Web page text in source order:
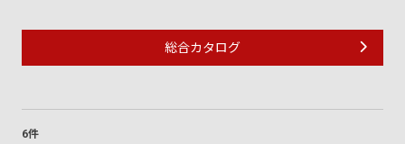
6件
総合カタログ